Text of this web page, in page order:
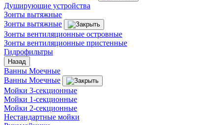
Душирующие устройства
Зонты вытяжные
Зонты вытяжные
Зонты вентиляционные островные
Зонты вентиляционные пристенные
Гидрофильтры
Назад
Ванны Моечные
Ванны Моечные
Мойки 3-секционные
Мойки 1-секционные
Мойки 2-секционные
Нестандартные мойки